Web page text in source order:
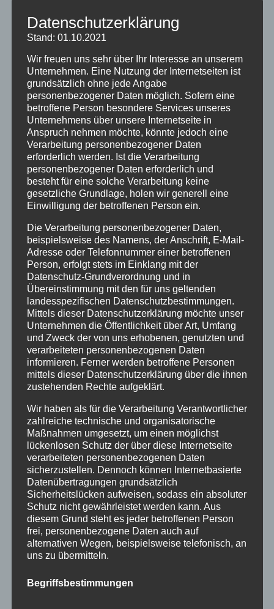
IMPRESSUM
Seite wählen
Start
Ferienwohnungen
Ferienwohnung 1
Ferienwohnung 2
Ferienwohnung 3
Ferienwohnung 4
Ferienwohnung 5
Ferienzimmer 6
Verfügbarkeiten
Online Buchung
Blog
Kontakt
FAQs
Reise Versicherung
Impressum
Herbstlich Willkommen in Oberstdorf
vonHausPartale|Okt. 16, 2018|Allgäu,Oberstdorf
Egal ob man früh morgens die letzten
Nebelschwaden über den Wiesen und in den
Tälern beobachtet, oder die herrlichen bunten
Datenschutzerklärung
Stand: 01.10.2021
Wir freuen uns sehr über Ihr Interesse an unserem
Unternehmen. Eine Nutzung der Internetseiten ist
grundsätzlich ohne jede Angabe
personenbezogener Daten möglich. Sofern eine
betroffene Person besondere Services unseres
Unternehmens über unsere Internetseite in
Anspruch nehmen möchte, könnte jedoch eine
Verarbeitung personenbezogener Daten
erforderlich werden. Ist die Verarbeitung
personenbezogener Daten erforderlich und
besteht für eine solche Verarbeitung keine
gesetzliche Grundlage, holen wir generell eine
Einwilligung der betroffenen Person ein.
Die Verarbeitung personenbezogener Daten,
beispielsweise des Namens, der Anschrift, E-Mail-
Adresse oder Telefonnummer einer betroffenen
Person, erfolgt stets im Einklang mit der
Datenschutz-Grundverordnung und in
Übereinstimmung mit den für uns geltenden
landesspezifischen Datenschutzbestimmungen.
Mittels dieser Datenschutzerklärung möchte unser
Unternehmen die Öffentlichkeit über Art, Umfang
und Zweck der von uns erhobenen, genutzten und
verarbeiteten personenbezogenen Daten
informieren. Ferner werden betroffene Personen
mittels dieser Datenschutzerklärung über die ihnen
zustehenden Rechte aufgeklärt.
Wir haben als für die Verarbeitung Verantwortlicher
zahlreiche technische und organisatorische
Maßnahmen umgesetzt, um einen möglichst
lückenlosen Schutz der über diese Internetseite
verarbeiteten personenbezogenen Daten
sicherzustellen. Dennoch können Internetbasierte
Datenübertragungen grundsätzlich
Sicherheitslücken aufweisen, sodass ein absoluter
Schutz nicht gewährleistet werden kann. Aus
diesem Grund steht es jeder betroffenen Person
frei, personenbezogene Daten auch auf
alternativen Wegen, beispielsweise telefonisch, an
uns zu übermitteln.
Begriffsbestimmungen